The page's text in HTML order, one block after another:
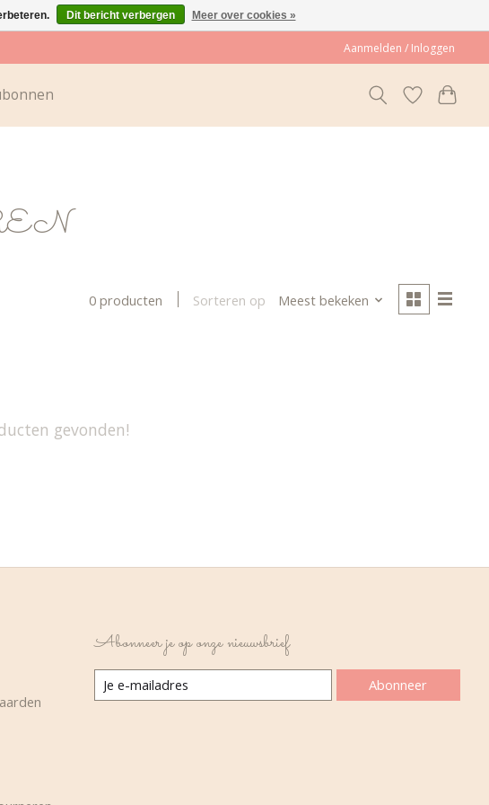
Aanmelden / Inloggen
0 producten Sorteren op Meest bekeken
gevonden!
Abonneer je op onze nieuwsbrief
Abonneer
Dit bericht verbergen Meer over cookies »